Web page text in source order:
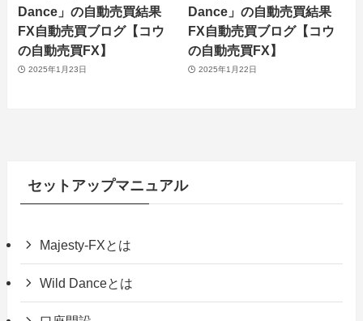
Dance」の自動売買結果
FX自動売買ブログ【コウ
の自動売買FX】
2025年1月23日
Dance」の自動売買結果
FX自動売買ブログ【コウ
の自動売買FX】
2025年1月22日
セットアップマニュアル
Majesty-FXとは
Wild Danceとは